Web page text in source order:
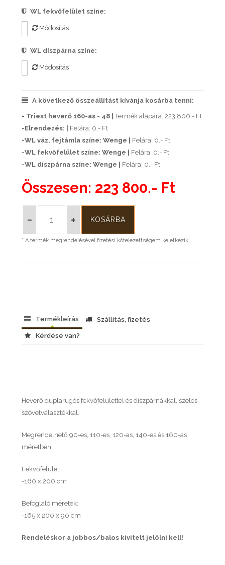
WL fekvőfelület színe:
Módosítás
WL díszpárna színe:
Módosítás
A következő összeállítást kívánja kosárba tenni:
- Triest heverő 160-as - 48 |Termék alapára: 223 800.- Ft
-Elrendezés: | Felára: 0.- Ft
-WL váz, fejtámla színe: Wenge | Felára: 0.- Ft
-WL fekvőfelület színe: Wenge | Felára: 0.- Ft
-WL díszpárna színe: Wenge | Felára: 0.- Ft
Összesen: 223 800.- Ft
* A termék megrendelésével fizetési kötelezettségem keletkezik.
Termékleírás Szállítás, fizetés
Kérdése van?
Heverő duplarugós fekvőfelülettel és díszpárnákkal, széles
szövetválasztékkal.
Megrendelhető 90-es, 110-es, 120-as, 140-es és 160-as
méretben.
Fekvőfelület:
-160 x 200 cm
Befoglaló méretek:
-165 x 200 x 90 cm
Rendeléskor a jobbos/balos kivitelt jelölni kell!